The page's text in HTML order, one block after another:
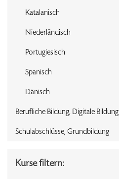
Katalanisch
Niederländisch
Portugiesisch
Spanisch
Dänisch
Berufliche Bildung, Digitale Bildung
Schulabschlüsse, Grundbildung
Kurse filtern: